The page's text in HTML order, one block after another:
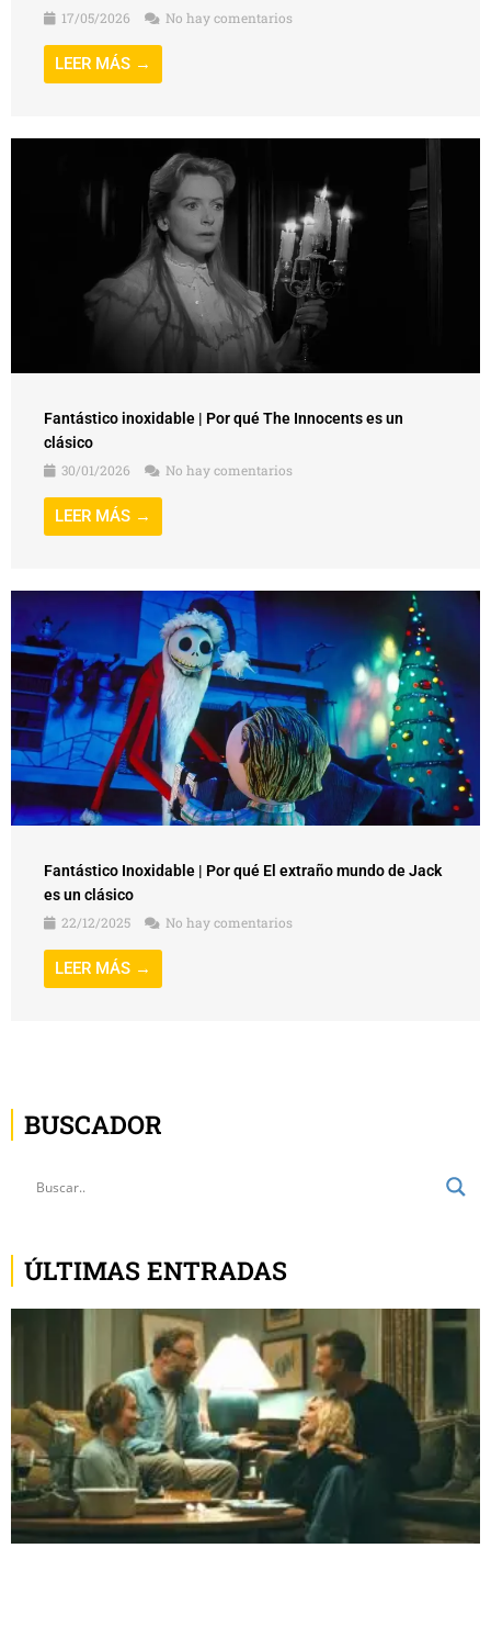
17/05/2026
No hay comentarios
LEER MÁS →
Fantástico inoxidable | Por qué The Innocents es un
clásico
30/01/2026
No hay comentarios
LEER MÁS →
Fantástico Inoxidable | Por qué El extraño mundo de Jack
es un clásico
22/12/2025
No hay comentarios
LEER MÁS →
BUSCADOR
ÚLTIMAS ENTRADAS